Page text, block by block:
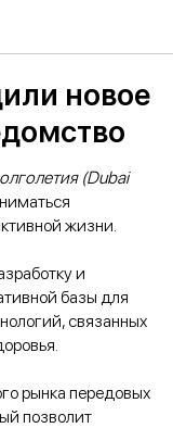
новое
(Dubai
жизни.
и
базы для
связанных
рынка передовых
позволит